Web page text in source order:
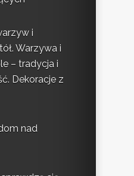
i
Warzywa i
– tradycja i
Dekoracje z
nad